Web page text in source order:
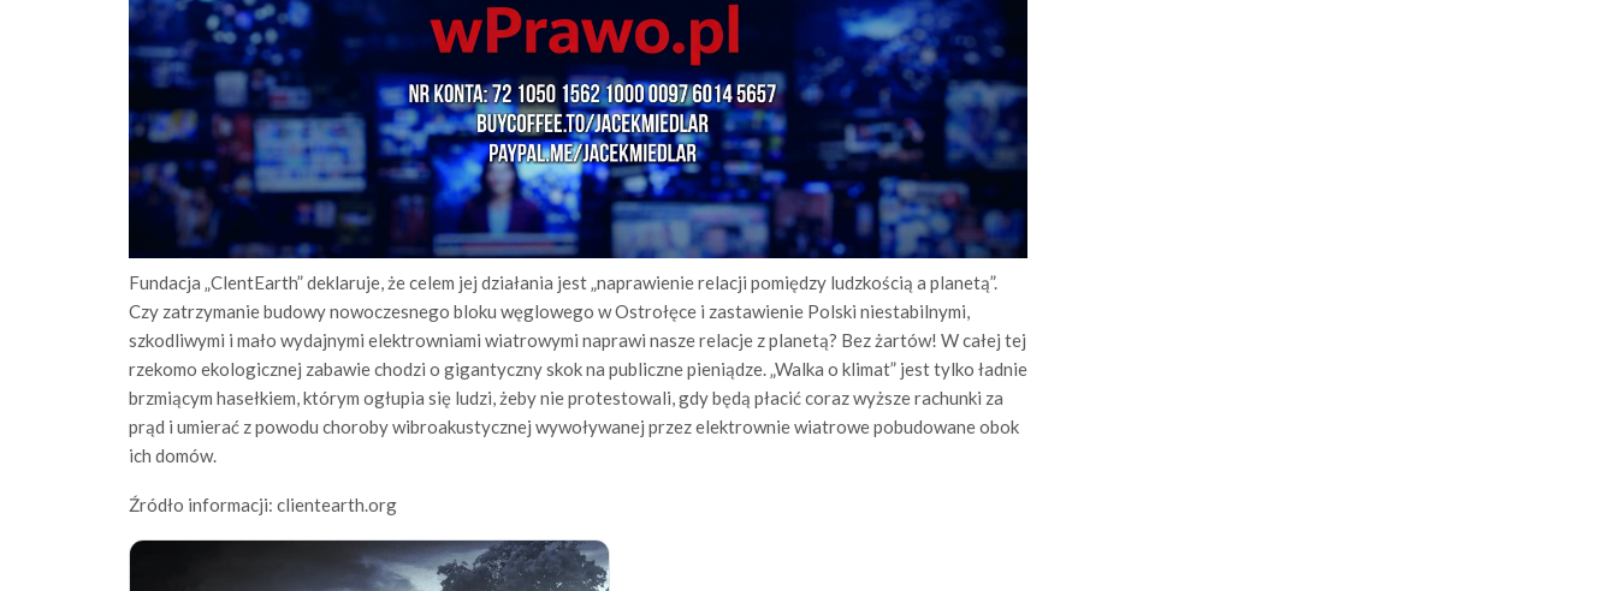
Fundacja „ClentEarth” deklaruje, że celem jej działania jest „naprawienie relacji pomiędzy ludzkością a planetą”.
Czy zatrzymanie budowy nowoczesnego bloku węglowego w Ostrołęce i zastawienie Polski niestabilnymi,
szkodliwymi i mało wydajnymi elektrowniami wiatrowymi naprawi nasze relacje z planetą? Bez żartów! W całej tej
rzekomo ekologicznej zabawie chodzi o gigantyczny skok na publiczne pieniądze. „Walka o klimat” jest tylko ładnie
brzmiącym hasełkiem, którym ogłupia się ludzi, żeby nie protestowali, gdy będą płacić coraz wyższe rachunki za
prąd i umierać z powodu choroby wibroakustycznej wywoływanej przez elektrownie wiatrowe pobudowane obok
ich domów.
Źródło informacji: clientearth.org